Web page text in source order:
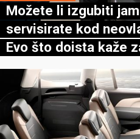
Možete li izgubiti
servisirate kod
Evo što doista kaže